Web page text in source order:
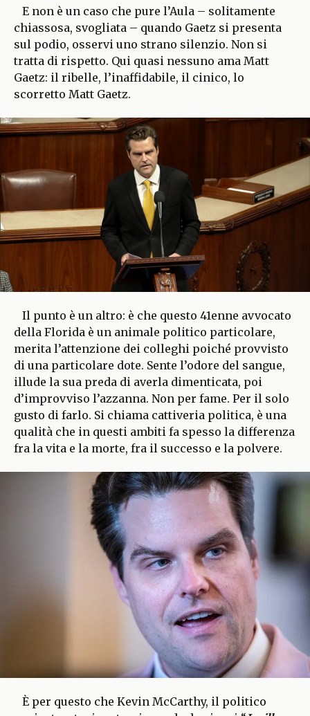
E non è un caso che pure l’Aula – solitamente
chiassosa, svogliata – quando Gaetz si presenta
sul podio, osservi uno strano silenzio. Non si
tratta di rispetto. Qui quasi nessuno ama Matt
Gaetz: il ribelle, l’inaffidabile, il cinico, lo
scorretto Matt Gaetz.
Il punto è un altro: è che questo 41enne avvocato
della Florida è un animale politico particolare,
merita l’attenzione dei colleghi poiché provvisto
di una particolare dote. Sente l’odore del sangue,
illude la sua preda di averla dimenticata, poi
d’improvviso l’azzanna. Non per fame. Per il solo
gusto di farlo. Si chiama cattiveria politica, è una
qualità che in questi ambiti fa spesso la differenza
fra la vita e la morte, fra il successo e la polvere.
È per questo che Kevin McCarthy, il politico